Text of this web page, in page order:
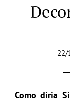
22/
Como diria